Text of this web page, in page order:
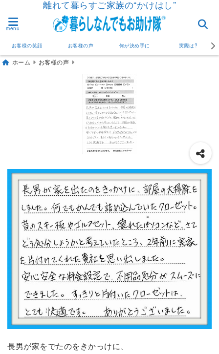
離れて暮らすご家族の“かけはし”
menu
お客様の笑顔 お客様の声 何が決め手に 実際は?
ホーム お客様の声
長男が家をでたのをきかっけに、